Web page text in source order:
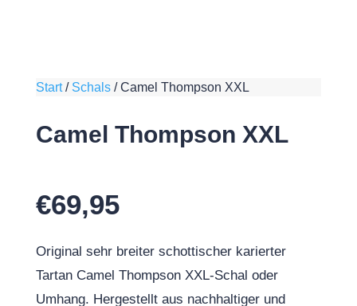
Start/ Schals/Camel Thompson XXL
Camel Thompson XXL
€69,95
Original sehr breiter schottischer karierter
Tartan Camel Thompson XXL-Schal oder
Umhang. Hergestellt aus nachhaltiger und